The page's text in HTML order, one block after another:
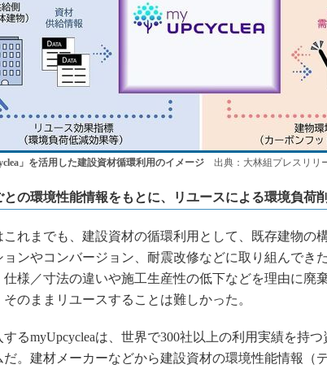
」を活用した建設資材循環利用のイメージ出典：大林組プレスリリ
との環境性能情報をもとに、リユースによる環境負荷
れまでも、建設資材の循環利用として、既存建物の
ョンやコンバージョン、耐震改修などに取り組んでき
仕様／寸法の違いや施工生産性の低下などを理由に廃
そのままリユースすることは難しかった。
るmyUpcycleaは、世界で300社以上の利用実績を持
だ。建材メーカーなどから建設資材の環境性能情報（